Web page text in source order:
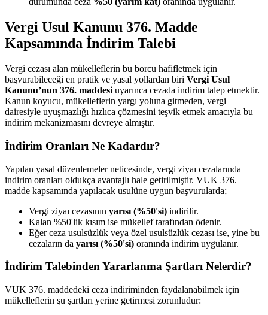
Vergi Usul Kanunu 376. Madde
Kapsamında İndirim Talebi
Vergi cezası alan mükelleflerin bu borcu hafifletmek için
başvurabileceği en pratik ve yasal yollardan biri Vergi Usul
Kanunu’nun 376. maddesi uyarınca cezada indirim talep etmektir.
Kanun koyucu, mükelleflerin yargı yoluna gitmeden, vergi
dairesiyle uyuşmazlığı hızlıca çözmesini teşvik etmek amacıyla bu
indirim mekanizmasını devreye almıştır.
İndirim Oranları Ne Kadardır?
Yapılan yasal düzenlemeler neticesinde, vergi ziyaı cezalarında
indirim oranları oldukça avantajlı hale getirilmiştir. VUK 376.
madde kapsamında yapılacak usulüne uygun başvurularda;
Vergi ziyaı cezasının yarısı (%50'si) indirilir.
Kalan %50'lik kısım ise mükellef tarafından ödenir.
Eğer ceza usulsüzlük veya özel usulsüzlük cezası ise, yine bu
cezaların da yarısı (%50'si) oranında indirim uygulanır.
İndirim Talebinden Yararlanma Şartları Nelerdir?
VUK 376. maddedeki ceza indiriminden faydalanabilmek için
mükelleflerin şu şartları yerine getirmesi zorunludur: